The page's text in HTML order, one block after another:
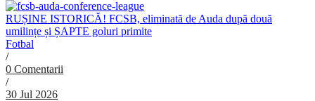
RUȘINE ISTORICĂ! FCSB, eliminată de Auda după două
umilințe și ȘAPTE goluri primite
Fotbal
/
0 Comentarii
/
30 Jul 2026